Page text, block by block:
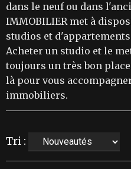
dans le neuf ou dans
IMMOBILIER met à
studios et
Acheter un studio et le
toujours un très bon
là pour vous
immobiliers.
Tri :